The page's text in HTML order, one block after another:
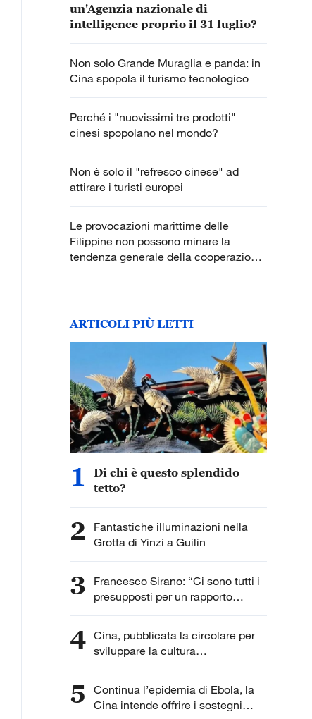
un'Agenzia nazionale di
intelligence proprio il 31 luglio?
Non solo Grande Muraglia e panda: in
Cina spopola il turismo tecnologico
Perché i "nuovissimi tre prodotti"
cinesi spopolano nel mondo?
Non è solo il "refresco cinese" ad
attirare i turisti europei
Le provocazioni marittime delle
Filippine non possono minare la
tendenza generale della cooperazione
Cina-ASEAN
ARTICOLI PIÙ LETTI
1
Di chi è questo splendido
tetto?
2
Fantastiche illuminazioni nella
Grotta di Yinzi a Guilin
3
Francesco Sirano: “Ci sono tutti i
presupposti per un rapporto
speciale fra la Cina e l'Italia
dati in comune”
4 Cina, pubblicata la circolare per
sviluppare la cultura
cinematografica
5
Continua l’epidemia di Ebola, la
Cina intende offrire i sostegni